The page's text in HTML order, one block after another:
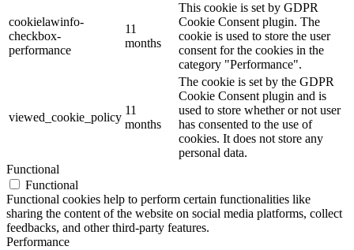
cookielawinfo-
checkbox-
performance
11
months
This cookie is set by GDPR
Cookie Consent plugin. The
cookie is used to store the user
consent for the cookies in the
category "Performance".
viewed_cookie_policy
11
months
The cookie is set by the GDPR
Cookie Consent plugin and is
used to store whether or not user
has consented to the use of
cookies. It does not store any
personal data.
Functional
Functional
Functional cookies help to perform certain functionalities like
sharing the content of the website on social media platforms, collect
feedbacks, and other third-party features.
Performance